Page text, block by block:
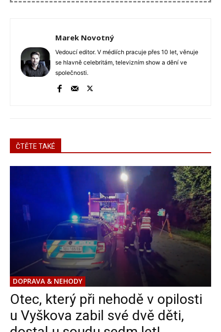
Marek Novotný
Vedoucí editor. V médiích pracuje přes 10 let, věnuje
se hlavně celebritám, televizním show a dění ve
společnosti.
ČTĚTE TAKÉ
DOPRAVA & NEHODY
Otec, který při nehodě v opilosti
u Vyškova zabil své dvě děti,